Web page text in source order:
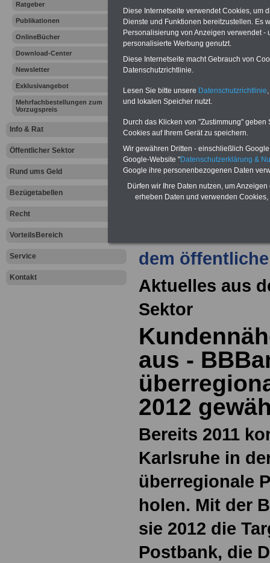
Ratgeber
Publikationen
OnlineBücher
Download-Center
Newsletter
Exklusivangebot
Mehrfachbestellungen zum
Vorzugspreis
Info & Rat
Öffentlicher Sektor
Rund ums Geld
Bezügetabellen
Recht
VorteilsBereich
Service
Kontakt
öffentlichen Dienst
Berufsunfähigkeitsabsicherung
-Krankenzusatzversicherung
Online-Vergleich Gesetzliche
Krankenkassen
Ihr
den Fall der
Leben
dem
Aktuelles aus
Sektor
aus -
2012
Bereits 2011
Karlsruhe in
überregionale
holen. Mit der
sie 2012 die
Postbank, die
Diese Internetseite verwendet Cookies, um
Dienste und Funktionen bereitzustellen. Es
Personalisierung von Anzeigen verwendet
personalisierte Werbung genutzt.
Diese Internetseite macht Gebrauch von
Datenschutzrichtlinie.
Lesen Sie bitte unsere Datenschutzrichtlinie
und lokalen Speicher nutzt.
Durch das Klicken von "Zustimmung"
Cookies auf Ihrem Gerät zu speichern.
Wir gewähren Dritten - einschließlich
Google-Website "Datenschutzerklärung &
Google ihre personenbezogenen Daten
Dürfen wir Ihre Daten nutzen, um
erheben Daten und verwenden